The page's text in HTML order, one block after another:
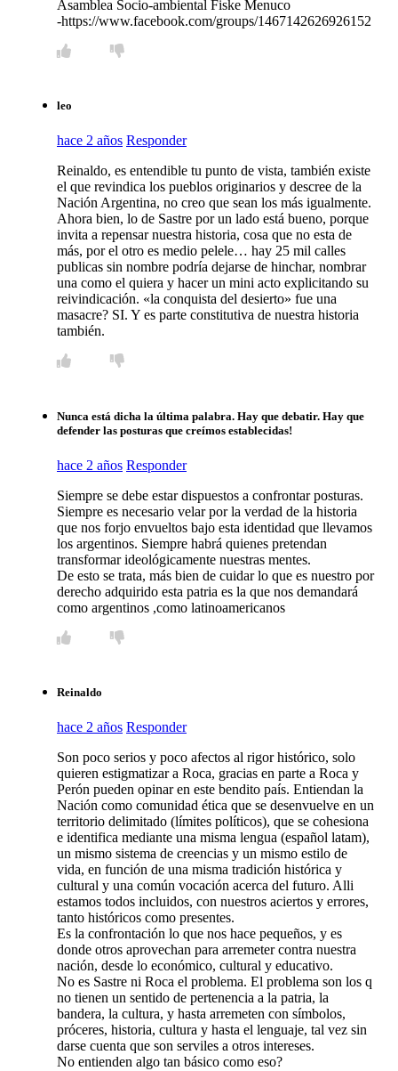
Asamblea Socio-ambiental Fiske Menuco
-https://www.facebook.com/groups/1467142626926152
leo
hace 2 años Responder
Reinaldo, es entendible tu punto de vista, también existe
el que revindica los pueblos originarios y descree de la
Nación Argentina, no creo que sean los más igualmente.
Ahora bien, lo de Sastre por un lado está bueno, porque
invita a repensar nuestra historia, cosa que no esta de
más, por el otro es medio pelele… hay 25 mil calles
publicas sin nombre podría dejarse de hinchar, nombrar
una como el quiera y hacer un mini acto explicitando su
reivindicación. «la conquista del desierto» fue una
masacre? SI. Y es parte constitutiva de nuestra historia
también.
Nunca está dicha la última palabra. Hay que debatir. Hay que
defender las posturas que creímos establecidas!
hace 2 años Responder
Siempre se debe estar dispuestos a confrontar posturas.
Siempre es necesario velar por la verdad de la historia
que nos forjo envueltos bajo esta identidad que llevamos
los argentinos. Siempre habrá quienes pretendan
transformar ideológicamente nuestras mentes.
De esto se trata, más bien de cuidar lo que es nuestro por
derecho adquirido esta patria es la que nos demandará
como argentinos ,como latinoamericanos
Reinaldo
hace 2 años Responder
Son poco serios y poco afectos al rigor histórico, solo
quieren estigmatizar a Roca, gracias en parte a Roca y
Perón pueden opinar en este bendito país. Entiendan la
Nación como comunidad ética que se desenvuelve en un
territorio delimitado (límites políticos), que se cohesiona
e identifica mediante una misma lengua (español latam),
un mismo sistema de creencias y un mismo estilo de
vida, en función de una misma tradición histórica y
cultural y una común vocación acerca del futuro. Alli
estamos todos incluidos, con nuestros aciertos y errores,
tanto históricos como presentes.
Es la confrontación lo que nos hace pequeños, y es
donde otros aprovechan para arremeter contra nuestra
nación, desde lo económico, cultural y educativo.
No es Sastre ni Roca el problema. El problema son los q
no tienen un sentido de pertenencia a la patria, la
bandera, la cultura, y hasta arremeten con símbolos,
próceres, historia, cultura y hasta el lenguaje, tal vez sin
darse cuenta que son serviles a otros intereses.
No entienden algo tan básico como eso?